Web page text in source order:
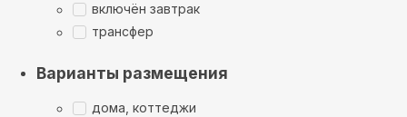
включён завтрак
трансфер
Варианты размещения
дома, коттеджи